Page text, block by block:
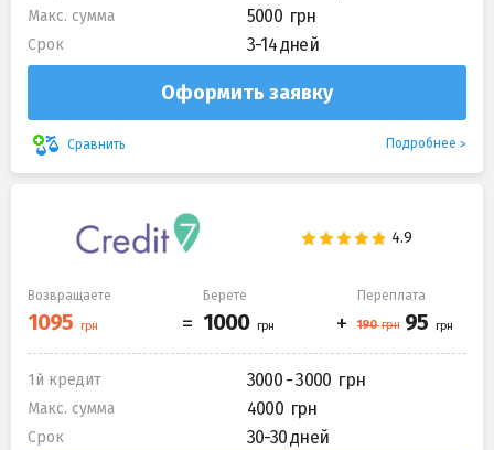
Макс. сумма 5000
Срок 3-14 дней
Оформить заявку
Сравнить Подробнее
Возвращаете Берете Переплата
1й кредит 3000 - 3000
Макс. сумма 4000
Срок 30-30 дней